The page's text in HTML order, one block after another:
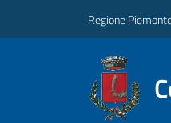
Regione